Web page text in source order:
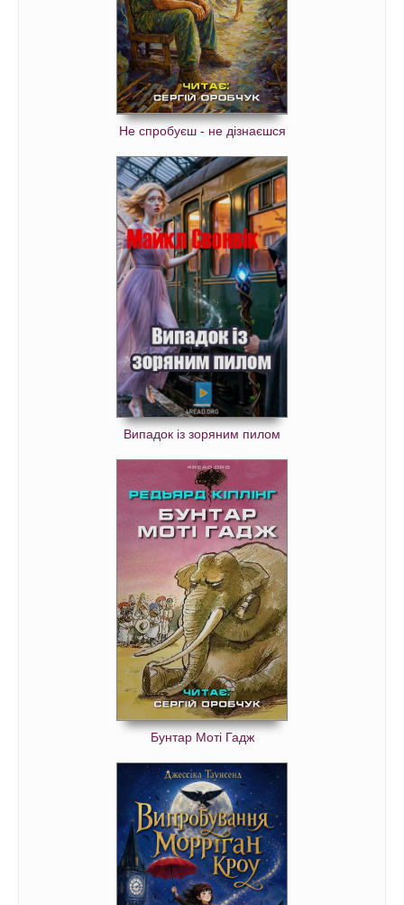
Не спробуєш - не дізнаєшся
Випадок із зоряним пилом
Бунтар Моті Гадж